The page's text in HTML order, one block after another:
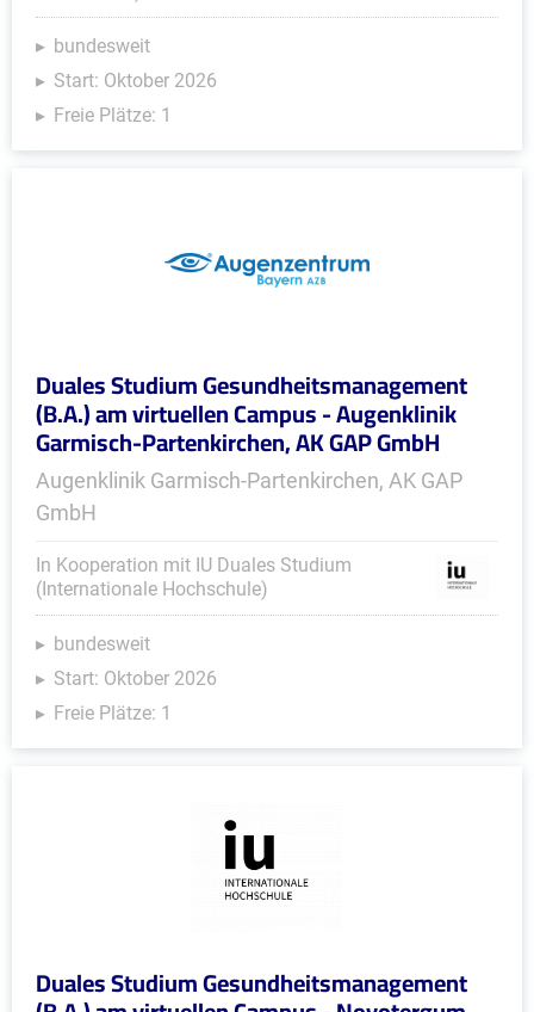
bundesweit
Start: Oktober 2026
Freie Plätze: 1
Duales Studium Gesundheitsmanagement
(B.A.) am virtuellen Campus - Augenklinik
Garmisch-Partenkirchen, AK GAP GmbH
Augenklinik Garmisch-Partenkirchen, AK GAP
GmbH
In Kooperation mit IU Duales Studium
(Internationale Hochschule)
bundesweit
Start: Oktober 2026
Freie Plätze: 1
Duales Studium Gesundheitsmanagement